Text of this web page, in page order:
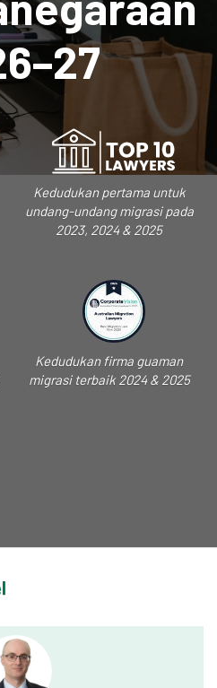
Kedudukan pertama untuk
undang-undang migrasi pada
2023, 2024 & 2025
Kedudukan firma guaman
migrasi terbaik 2024 & 2025